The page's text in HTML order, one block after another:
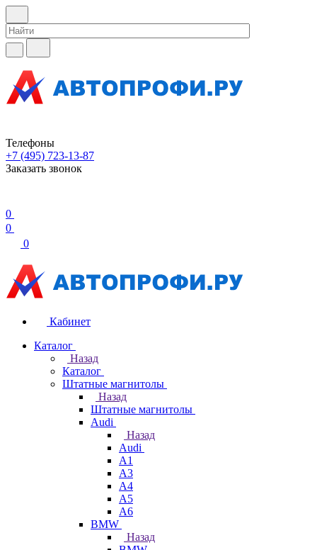
Телефоны
+7 (495) 723-13-87
Заказать звонок
0
0
0
Кабинет
Каталог
Назад
Каталог
Штатные магнитолы
Назад
Штатные магнитолы
Audi
Назад
Audi
A1
A3
A4
A5
A6
BMW
Назад